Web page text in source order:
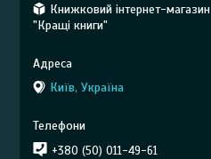
Книжковий інтернет-магазин
"Кращі книги"
Київ, Україна
+380 (50) 011-49-61